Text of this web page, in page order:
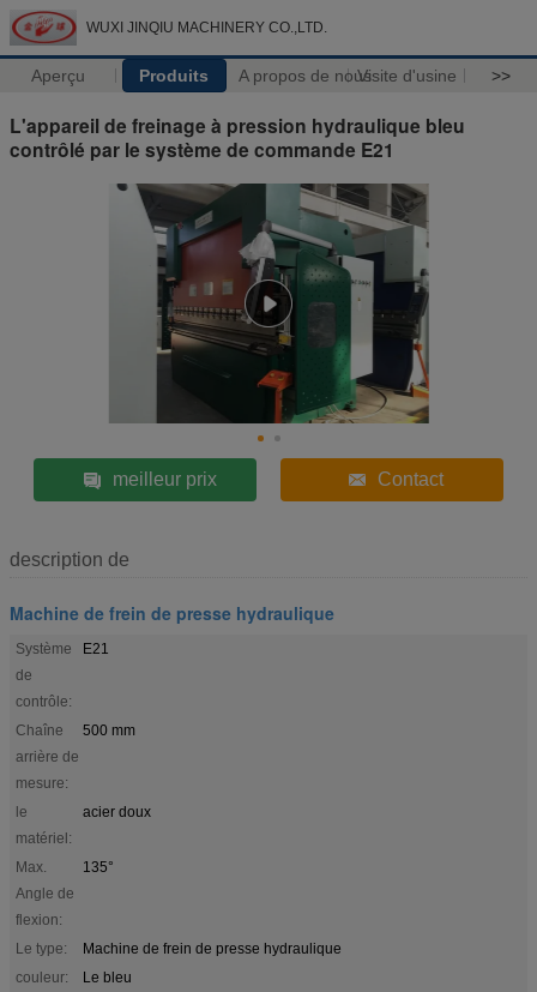
WUXI JINQIU MACHINERY CO.,LTD.
Aperçu Produits A propos de nousVisite d'usine >>
L'appareil de freinage à pression hydraulique bleu
contrôlé par le système de commande E21
meilleur prix Contact
description de
Machine de frein de presse hydraulique
Système
de
contrôle:
E21
Chaîne
arrière de
mesure:
500 mm
le
matériel:
acier doux
Max.
Angle de
flexion:
135°
Le type:
Machine de frein de presse hydraulique
couleur:
Le bleu